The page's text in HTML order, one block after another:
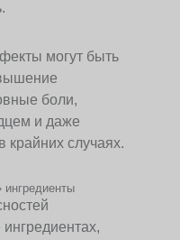
могут быть
боли,
и даже
крайних случаях.
ингредиенты